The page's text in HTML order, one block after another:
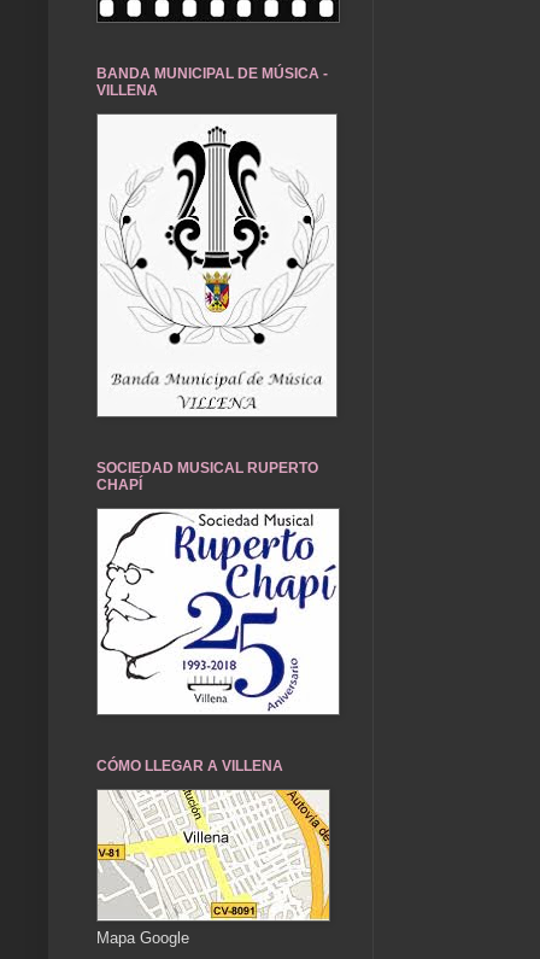
BANDA MUNICIPAL DE MÚSICA -
VILLENA
SOCIEDAD MUSICAL RUPERTO
CHAPÍ
CÓMO LLEGAR A VILLENA
Mapa Google